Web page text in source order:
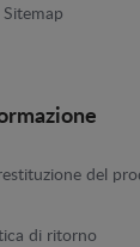
Sitemap
del
di ritorno